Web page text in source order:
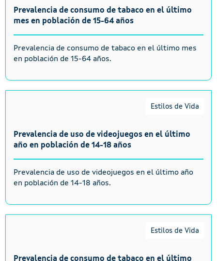
Prevalencia de consumo de tabaco en el último
mes en población de 15-64 años
Prevalencia de consumo de tabaco en el último mes
en población de 15-64 años.
Estilos de Vida
Prevalencia de uso de videojuegos en el último
año en población de 14-18 años
Prevalencia de uso de videojuegos en el último año
en población de 14-18 años.
Estilos de Vida
Prevalencia de consumo de tabaco en el último